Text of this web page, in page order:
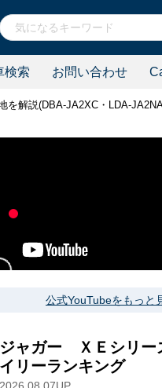
検索 お問い合わせ
を解説(DBA-JA2XC・LDA-
公式YouTubeをもっと
ジャガー ＸＥシリー
イリーランキング